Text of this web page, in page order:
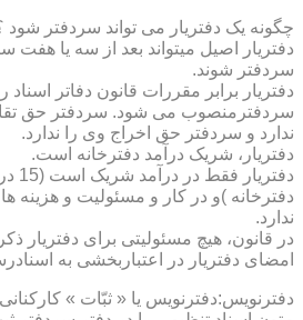
چگونه یک دفتریار می تواند سردفتر شود
دفتریار اصیل میتواند بعد از سه یا هفت
سردفتر شوند.
دفتریار برابر مقررات قانون دفاتر اسناد
سردفترمنصوب می شود. سردفتر حق
ندارد و سردفتر حق اخراج وی را ندارد.
دفتریار، شریک درآمد دفترخانه است.
دفترخانه )و در کار و مسئولیت و هزینه
ندارد.
در قانون، هیچ مسئولیتی برای دفتریار
امضای دفتریار در اعتباربخشی به
دفترنویس:دفترنویس یا « ثبّات »